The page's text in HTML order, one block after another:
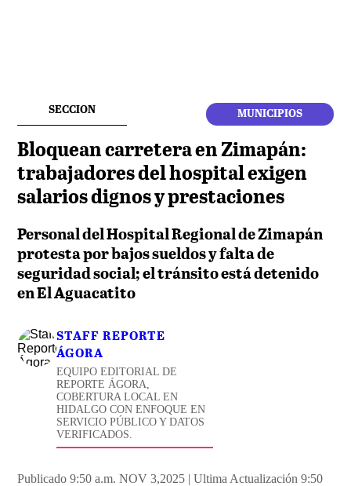
SECCION MUNICIPIOS
Bloquean carretera en Zimapán:
trabajadores del hospital exigen
salarios dignos y prestaciones
Personal del Hospital Regional de Zimapán
protesta por bajos sueldos y falta de
seguridad social; el tránsito está detenido
en El Aguacatito
STAFF REPORTE
ÁGORA
EQUIPO EDITORIAL DE
REPORTE ÁGORA,
COBERTURA LOCAL EN
HIDALGO CON ENFOQUE EN
SERVICIO PÚBLICO Y DATOS
VERIFICADOS.
Publicado 9:50 a.m. NOV 3,2025 | Ultima Actualización 9:50